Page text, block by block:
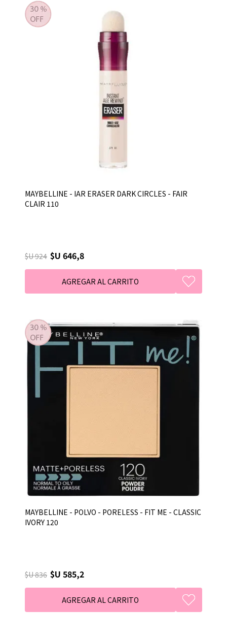
MAYBELLINE - IAR ERASER DARK CIRCLES - FAIR
CLAIR 110
$U 924 $U 646,8
MAYBELLINE - POLVO - PORELESS - FIT ME - CLASSIC
IVORY 120
$U 836 $U 585,2